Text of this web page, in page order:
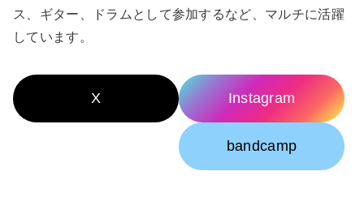
ス、ギター、ドラムとして参加するなど、マルチに活躍
しています。
X Instagram
bandcamp